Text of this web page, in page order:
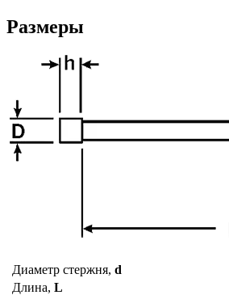
Размеры
Диаметр стержня, d
Длина, L